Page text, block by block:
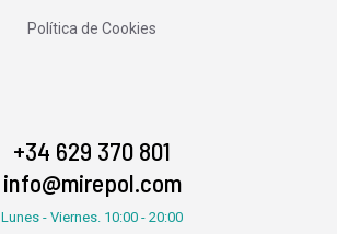
Política de Cookies
+34 629 370 801
info@mirepol.com
Lunes - Viernes. 10:00 - 20:00